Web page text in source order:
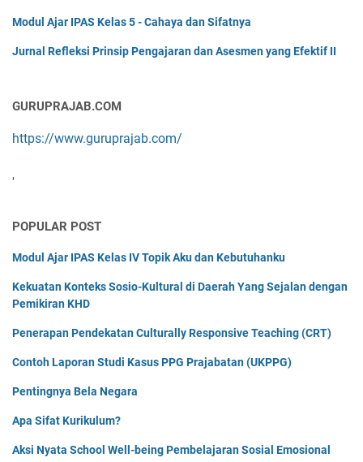
Modul Ajar IPAS Kelas 5 - Cahaya dan Sifatnya
Jurnal Refleksi Prinsip Pengajaran dan Asesmen yang Efektif II
GURUPRAJAB.COM
https://www.guruprajab.com/
'
POPULAR POST
Modul Ajar IPAS Kelas IV Topik Aku dan Kebutuhanku
Kekuatan Konteks Sosio-Kultural di Daerah Yang Sejalan dengan
Pemikiran KHD
Penerapan Pendekatan Culturally Responsive Teaching (CRT)
Contoh Laporan Studi Kasus PPG Prajabatan (UKPPG)
Pentingnya Bela Negara
Apa Sifat Kurikulum?
Aksi Nyata School Well-being Pembelajaran Sosial Emosional